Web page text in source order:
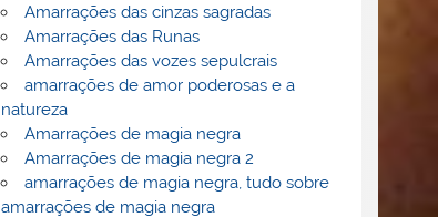
Amarrações das cinzas sagradas
Amarrações das Runas
Amarrações das vozes sepulcrais
amarrações de amor poderosas e a
natureza
Amarrações de magia negra
Amarrações de magia negra 2
amarrações de magia negra, tudo sobre
amarrações de magia negra